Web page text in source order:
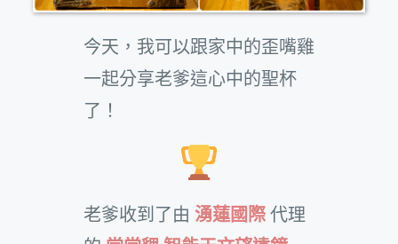
今天，我可以跟家中的歪嘴雞
一起分享老爹這心中的聖杯
了！
老爹收到了由 湧蓮國際代理